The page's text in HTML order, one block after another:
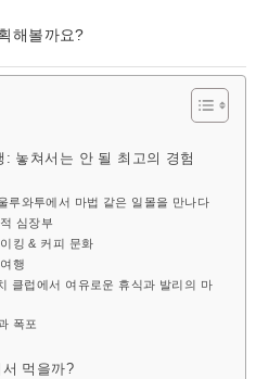
해볼까요?
놓쳐서는 안 될 최고의 경험
루와투에서 마법 같은 일몰을 만나다
심장부
킹 & 커피 문화
행
클럽에서 여유로운 휴식과 발리의 마
폭포
먹을까?